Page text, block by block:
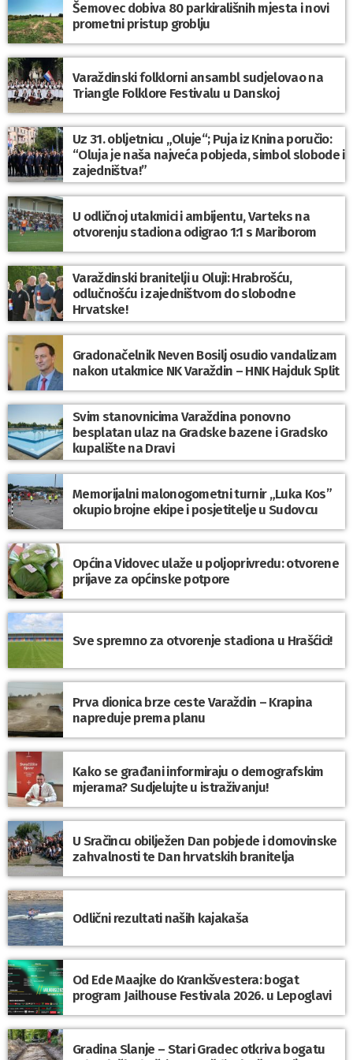
Šemovec dobiva 80 parkirališnih mjesta i novi
prometni pristup groblju
Varaždinski folklorni ansambl sudjelovao na
Triangle Folklore Festivalu u Danskoj
Uz 31. obljetnicu „Oluje“; Puja iz Knina poručio:
“Oluja je naša najveća pobjeda, simbol slobode i
zajedništva!”
U odličnoj utakmici i ambijentu, Varteks na
otvorenju stadiona odigrao 1:1 s Mariborom
Varaždinski branitelji u Oluji: Hrabrošću,
odlučnošću i zajedništvom do slobodne
Hrvatske!
Gradonačelnik Neven Bosilj osudio vandalizam
nakon utakmice NK Varaždin – HNK Hajduk Split
Svim stanovnicima Varaždina ponovno
besplatan ulaz na Gradske bazene i Gradsko
kupalište na Dravi
Memorijalni malonogometni turnir „Luka Kos”
okupio brojne ekipe i posjetitelje u Sudovcu
Općina Vidovec ulaže u poljoprivredu: otvorene
prijave za općinske potpore
Sve spremno za otvorenje stadiona u Hrašćici!
Prva dionica brze ceste Varaždin – Krapina
napreduje prema planu
Kako se građani informiraju o demografskim
mjerama? Sudjelujte u istraživanju!
U Sračincu obilježen Dan pobjede i domovinske
zahvalnosti te Dan hrvatskih branitelja
Odlični rezultati naših kajakaša
Od Ede Maajke do Krankšvestera: bogat
program Jailhouse Festivala 2026. u Lepoglavi
Gradina Slanje – Stari Gradec otkriva bogatu